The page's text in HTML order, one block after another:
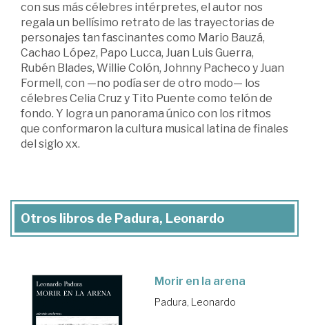
con sus más célebres intérpretes, el autor nos
regala un bellísimo retrato de las trayectorias de
personajes tan fascinantes como Mario Bauzá,
Cachao López, Papo Lucca, Juan Luis Guerra,
Rubén Blades, Willie Colón, Johnny Pacheco y Juan
Formell, con —no podía ser de otro modo— los
célebres Celia Cruz y Tito Puente como telón de
fondo. Y logra un panorama único con los ritmos
que conformaron la cultura musical latina de finales
del siglo xx.
Otros libros de Padura, Leonardo
Morir en la arena
Padura, Leonardo